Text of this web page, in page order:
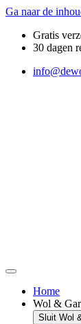
Ga naar de
Gratis
30 dagen
Home
Wol &
Sluit Wol